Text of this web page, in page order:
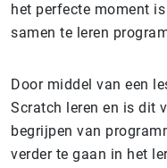
het perfecte moment
samen te leren
Door middel van een
Scratch leren en is dit
begrijpen van
verder te gaan in het